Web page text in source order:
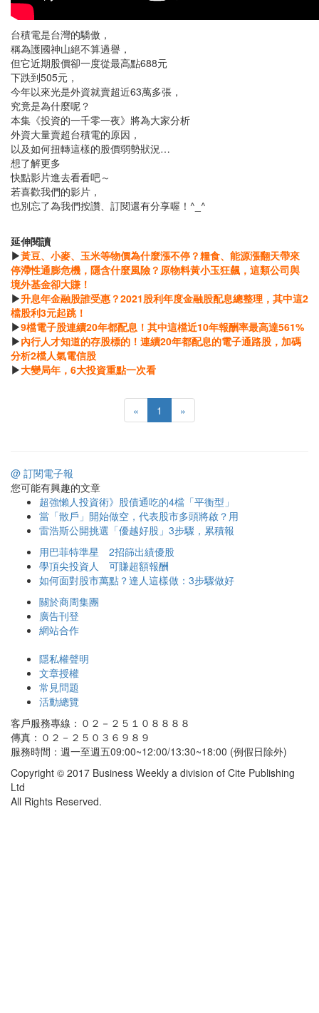
台積電是台灣的驕傲，
稱為護國神山絕不算過譽，
但它近期股價卻一度從最高點688元
下跌到505元，
今年以來光是外資就賣超近63萬多張，
究竟是為什麼呢？
本集《投資的一千零一夜》將為大家分析
外資大量賣超台積電的原因，
以及如何扭轉這樣的股價弱勢狀況…
想了解更多
快點影片進去看看吧～
若喜歡我們的影片，
也別忘了為我們按讚、訂閱還有分享喔！^_^
延伸閱讀
▶黃豆、小麥、玉米等物價為什麼漲不停？糧食、能源漲翻天帶來
停滯性通膨危機，隱含什麼風險？原物料黃小玉狂飆，這類公司與
境外基金卻大賺！
▶升息年金融股誰受惠？2021股利年度金融股配息總整理，其中這2
檔股利3元起跳！
▶9檔電子股連續20年都配息！其中這檔近10年報酬率最高達561%
▶內行人才知道的存股標的！連續20年都配息的電子通路股，加碼
分析2檔人氣電信股
▶大變局年，6大投資重點一次看
« 1 »
@ 訂閱電子報
您可能有興趣的文章
超強懶人投資術》股債通吃的4檔「平衡型」
當「散戶」開始做空，代表股市多頭將啟？用
雷浩斯公開挑選「優越好股」3步驟，累積報
用巴菲特準星 2招篩出績優股
學頂尖投資人 可賺超額報酬
如何面對股市萬點？達人這樣做：3步驟做好
關於商周集團
廣告刊登
網站合作
隱私權聲明
文章授權
常見問題
活動總覽
客戶服務專線：０２－２５１０８８８８
傳真：０２－２５０３６９８９
服務時間：週一至週五09:00~12:00/13:30~18:00 (例假日除外)
Copyright © 2017 Business Weekly a division of Cite Publishing
Ltd
All Rights Reserved.